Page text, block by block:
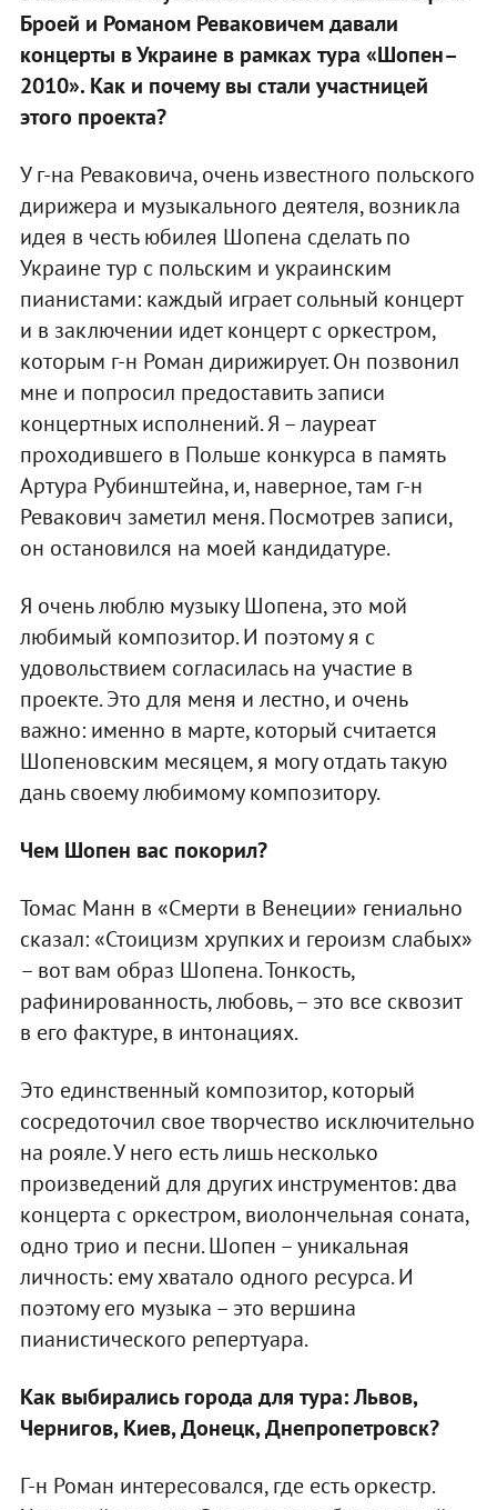
Броей и Романом Реваковичем давали
концерты в Украине в рамках тура «Шопен–
2010». Как и почему вы стали участницей
этого проекта?
У г-на Реваковича, очень известного польского
дирижера и музыкального деятеля, возникла
идея в честь юбилея Шопена сделать по
Украине тур с польским и украинским
пианистами: каждый играет сольный концерт
и в заключении идет концерт с оркестром,
которым г-н Роман дирижирует. Он позвонил
мне и попросил предоставить записи
концертных исполнений. Я – лауреат
проходившего в Польше конкурса в память
Артура Рубинштейна, и, наверное, там г-н
Ревакович заметил меня. Посмотрев записи,
он остановился на моей кандидатуре.
Я очень люблю музыку Шопена, это мой
любимый композитор. И поэтому я с
удовольствием согласилась на участие в
проекте. Это для меня и лестно, и очень
важно: именно в марте, который считается
Шопеновским месяцем, я могу отдать такую
дань своему любимому композитору.
Чем Шопен вас покорил?
Томас Манн в «Смерти в Венеции» гениально
сказал: «Стоицизм хрупких и героизм слабых»
– вот вам образ Шопена. Тонкость,
рафинированность, любовь, – это все сквозит
в его фактуре, в интонациях.
Это единственный композитор, который
сосредоточил свое творчество исключительно
на рояле. У него есть лишь несколько
произведений для других инструментов: два
концерта с оркестром, виолончельная соната,
одно трио и песни. Шопен – уникальная
личность: ему хватало одного ресурса. И
поэтому его музыка – это вершина
пианистического репертуара.
Как выбирались города для тура: Львов,
Чернигов, Киев, Донецк, Днепропетровск?
Г-н Роман интересовался, где есть оркестр.